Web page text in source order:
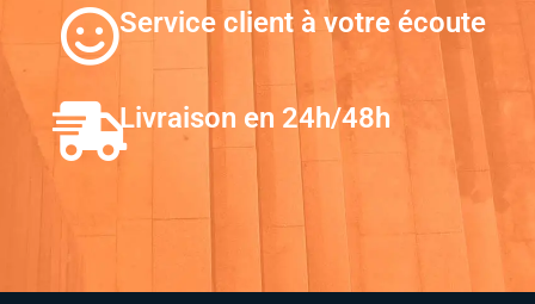
Service client à votre écoute
Livraison en 24h/48h